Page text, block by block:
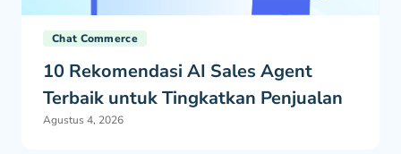
Chat Commerce
10 Rekomendasi AI Sales Agent
Terbaik untuk Tingkatkan Penjualan
Agustus 4, 2026